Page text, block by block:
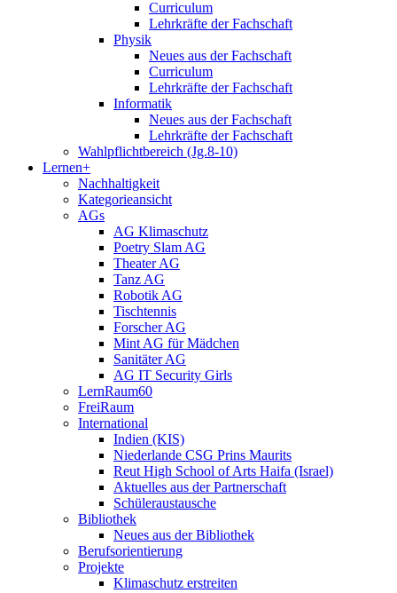
Curriculum
Lehrkräfte der Fachschaft
Physik
Neues aus der Fachschaft
Curriculum
Lehrkräfte der Fachschaft
Informatik
Neues aus der Fachschaft
Lehrkräfte der Fachschaft
Wahlpflichtbereich (Jg.8-10)
Lernen+
Nachhaltigkeit
Kategorieansicht
AGs
AG Klimaschutz
Poetry Slam AG
Theater AG
Tanz AG
Robotik AG
Tischtennis
Forscher AG
Mint AG für Mädchen
Sanitäter AG
AG IT Security Girls
LernRaum60
FreiRaum
International
Indien (KIS)
Niederlande CSG Prins Maurits
Reut High School of Arts Haifa (Israel)
Aktuelles aus der Partnerschaft
Schüleraustausche
Bibliothek
Neues aus der Bibliothek
Berufsorientierung
Projekte
Klimaschutz erstreiten